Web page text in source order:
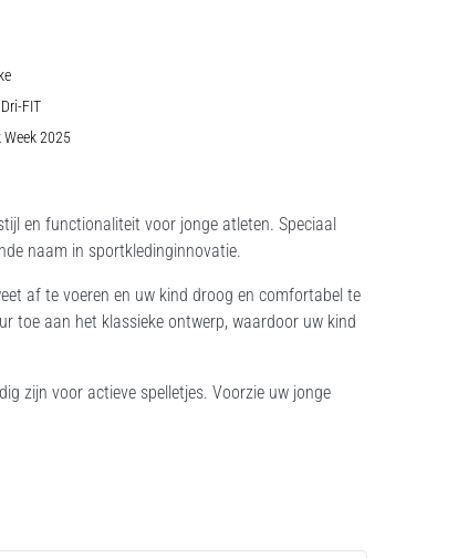
Dri-FIT
Week 2025
en functionaliteit voor jonge atleten. Speciaal
naam in sportkledinginnovatie.
af te voeren en uw kind droog en comfortabel te
toe aan het klassieke ontwerp, waardoor uw kind
zijn voor actieve spelletjes. Voorzie uw jonge